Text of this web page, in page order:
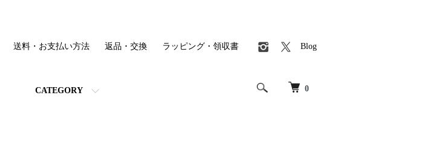
0
CATEGORY
送料・お支払い方法 返品・交換 ラッピング・領収書 Blog